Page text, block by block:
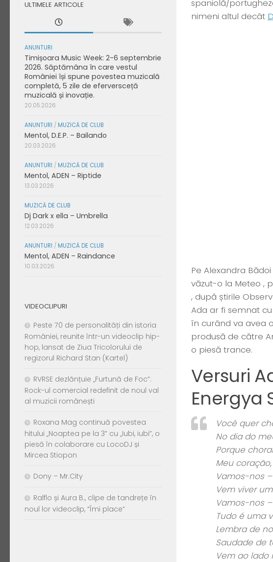
spaniolă/
nimeni altul decât
Pe Alexandra
văzut-o la Meteo ,
, după știrile
Ada ar fi semnat
în curând va avea
produsă de către
o piesă trance.
Versuri
Energya
Você quer
No dia do
Porque
Meu
Vamos-nos
Vem viver
Vamos-nos
Tudo é uma
Lembra de
Saudade de
Vem ao lado
ULTIMELE ARTICOLE
ANUNTURI
Timișoara Music Week: 2-6 septembrie
2026. Săptămâna în care vestul
României își spune povestea muzicală
completă, 5 zile de eferversceță
muzicală și inovație.
20.05.2026
ANUNTURI / MUZICĂ DE CLUB
Mentol, D.E.P. – Bailando
20.03.2026
ANUNTURI / MUZICĂ DE CLUB
Mentol, ADEN – Riptide
13.03.2026
MUZICĂ DE CLUB
Dj Dark x ella – Umbrella
12.03.2026
ANUNTURI / MUZICĂ DE CLUB
Mentol, ADEN – Raindance
10.03.2026
VIDEOCLIPURI
Peste 70 de personalități din istoria
României, reunite într-un videoclip hip-
hop, lansat de Ziua Tricolorului de
regizorul Richard Stan (Kartel)
RVRSE dezlănțuie „Furtună de Foc”:
Rock-ul comercial redefinit de noul val
al muzicii românești
Roxana Mag continuă povestea
hitului „Noaptea pe la 3” cu „Iubi, iubi”, o
piesă în colaborare cu LocoDJ și
Mircea Stiopon
Dony – Mr.City
Ralflo și Aura B., clipe de tandrețe în
noul lor videoclip, “Îmi place”